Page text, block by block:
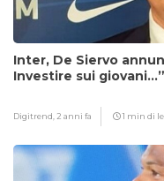
Inter, De Siervo
Investire sui giovani…”
Digitrend, 2 anni fa 1 min di